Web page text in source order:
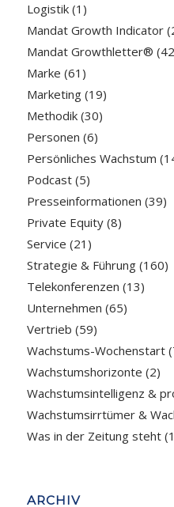
Logistik(1)
Mandat Growth Indicator
Mandat Growthletter®
Marke (61)
Marketing(19)
Methodik(30)
Personen (6)
Persönliches Wachstum
Podcast(5)
Presseinformationen (39)
Private Equity(8)
Service (21)
Strategie & Führung(160)
Telekonferenzen (13)
Unternehmen (65)
Vertrieb (59)
Wachstums-Wochenstart
Wachstumshorizonte (2)
Wachstumsintelligenz &
Wachstumsirrtümer &
Was in der Zeitung steht
ARCHIV